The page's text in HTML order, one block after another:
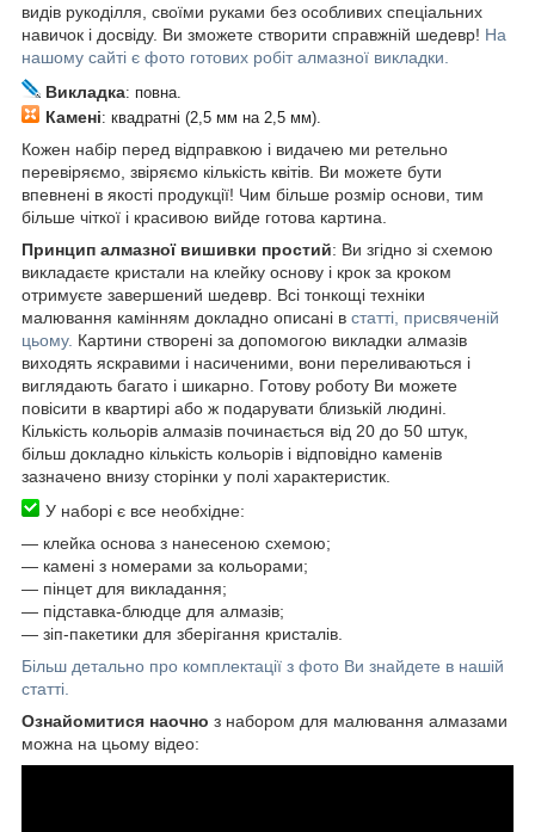
видів рукоділля, своїми руками без особливих спеціальних
навичок і досвіду. Ви зможете створити справжній шедевр! На
нашому сайті є фото готових робіт алмазної викладки.
Викладка: повна.
Камені: квадратні (2,5 мм на 2,5 мм).
Кожен набір перед відправкою і видачею ми ретельно
перевіряємо, звіряємо кількість квітів. Ви можете бути
впевнені в якості продукції! Чим більше розмір основи, тим
більше чіткої і красивою вийде готова картина.
Принцип алмазної вишивки простий: Ви згідно зі схемою
викладаєте кристали на клейку основу і крок за кроком
отримуєте завершений шедевр. Всі тонкощі техніки
малювання камінням докладно описані в статті, присвяченій
цьому. Картини створені за допомогою викладки алмазів
виходять яскравими і насиченими, вони переливаються і
виглядають багато і шикарно. Готову роботу Ви можете
повісити в квартирі або ж подарувати близькій людині.
Кількість кольорів алмазів починається від 20 до 50 штук,
більш докладно кількість кольорів і відповідно каменів
зазначено внизу сторінки у полі характеристик.
У наборі є все необхідне:
― клейка основа з нанесеною схемою;
― камені з номерами за кольорами;
― пінцет для викладання;
― підставка-блюдце для алмазів;
― зіп-пакетики для зберігання кристалів.
Більш детально про комплектації з фото Ви знайдете в нашій
статті.
Ознайомитися наочно з набором для малювання алмазами
можна на цьому відео: